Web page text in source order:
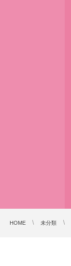
HOME 未分類